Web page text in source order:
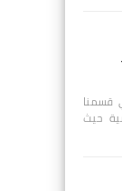
وأحبابي في موقعنا قصص 26 في قسمنا
حيث